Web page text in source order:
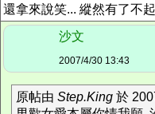
還拿來說笑... 縱然有了不
沙文
2007/4/30 13:43
原帖由 Step.King 於